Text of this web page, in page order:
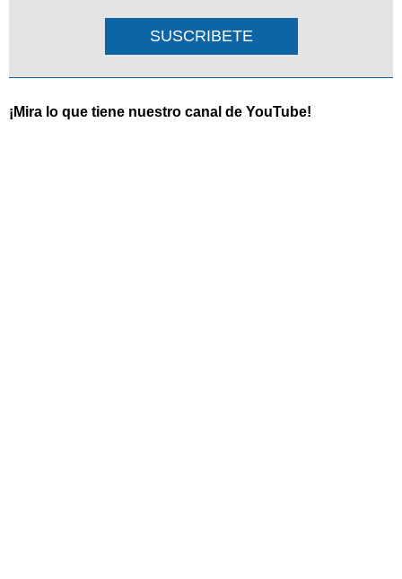
SUSCRIBETE
¡Mira lo que tiene nuestro canal de YouTube!